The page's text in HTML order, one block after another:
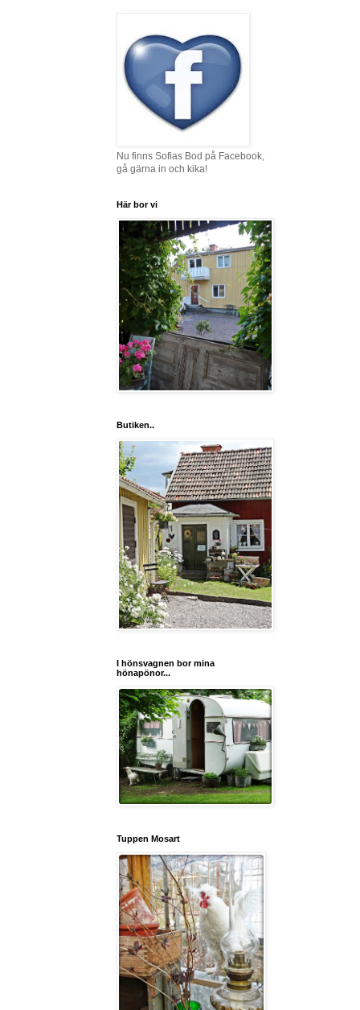
Nu finns Sofias Bod på Facebook,
gå gärna in och kika!
Här bor vi
Butiken..
I hönsvagnen bor mina
hönapönor...
Tuppen Mosart